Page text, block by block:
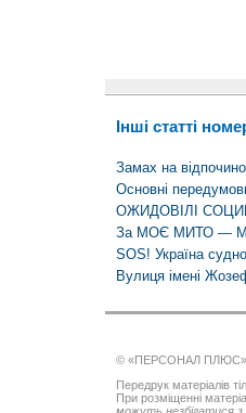
Інші статті
Замах на
Основні
ОЖИДОВІЛІ
За МОЄ МИТО —
SOS! Україна
Вулиця імені
© «ПЕРСОНАЛ ПЛЮС».
Передрук матеріалів
При розміщенні